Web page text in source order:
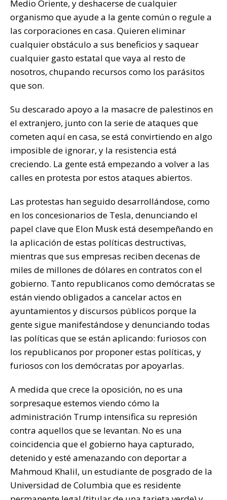
Medio Oriente, y deshacerse de cualquier
organismo que ayude a la gente común o regule a
las corporaciones en casa. Quieren eliminar
cualquier obstáculo a sus beneficios y saquear
cualquier gasto estatal que vaya al resto de
nosotros, chupando recursos como los parásitos
que son.
Su descarado apoyo a la masacre de palestinos en
el extranjero, junto con la serie de ataques que
cometen aquí en casa, se está convirtiendo en algo
imposible de ignorar, y la resistencia está
creciendo. La gente está empezando a volver a las
calles en protesta por estos ataques abiertos.
Las protestas han seguido desarrollándose, como
en los concesionarios de Tesla, denunciando el
papel clave que Elon Musk está desempeñando en
la aplicación de estas políticas destructivas,
mientras que sus empresas reciben decenas de
miles de millones de dólares en contratos con el
gobierno. Tanto republicanos como demócratas se
están viendo obligados a cancelar actos en
ayuntamientos y discursos públicos porque la
gente sigue manifestándose y denunciando todas
las políticas que se están aplicando: furiosos con
los republicanos por proponer estas políticas, y
furiosos con los demócratas por apoyarlas.
A medida que crece la oposición, no es una
sorpresaque estemos viendo cómo la
administración Trump intensifica su represión
contra aquellos que se levantan. No es una
coincidencia que el gobierno haya capturado,
detenido y esté amenazando con deportar a
Mahmoud Khalil, un estudiante de posgrado de la
Universidad de Columbia que es residente